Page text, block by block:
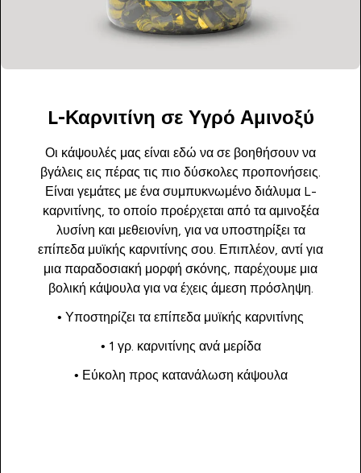
L-Καρνιτίνη σε Υγρό Αμινοξύ
Οι κάψουλές μας είναι εδώ να σε βοηθήσουν να
βγάλεις εις πέρας τις πιο δύσκολες προπονήσεις.
Είναι γεμάτες με ένα συμπυκνωμένο διάλυμα L-
καρνιτίνης, το οποίο προέρχεται από τα αμινοξέα
λυσίνη και μεθειονίνη, για να υποστηρίξει τα
επίπεδα μυϊκής καρνιτίνης σου. Επιπλέον, αντί για
μια παραδοσιακή μορφή σκόνης, παρέχουμε μια
βολική κάψουλα για να έχεις άμεση πρόσληψη.
• Υποστηρίζει τα επίπεδα μυϊκής καρνιτίνης
• 1 γρ. καρνιτίνης ανά μερίδα
• Εύκολη προς κατανάλωση κάψουλα